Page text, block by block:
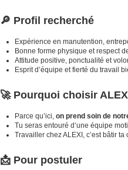
🔎 Profil recherché
Expérience en manutention,
Bonne forme physique et respect
Attitude positive, ponctualité et
Esprit d’équipe et fierté du travail
🚀 Pourquoi choisir
Parce qu’ici, on prend soin de
Tu seras entouré d’une équipe
Travailler chez ALEXI, c’est bâtir
📩 Pour postuler